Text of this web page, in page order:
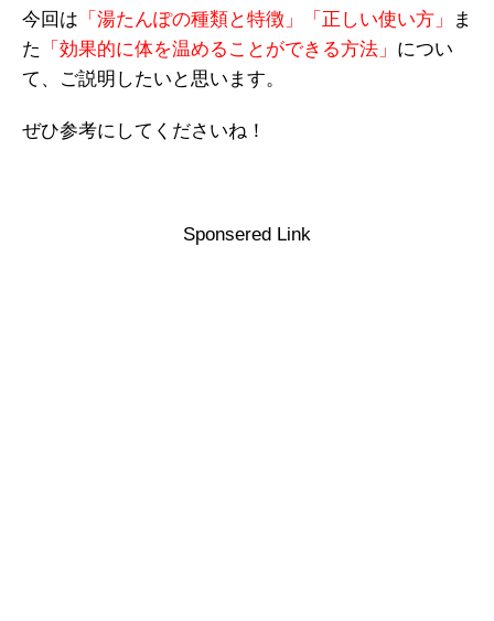
今回は 「湯たんぽの種類と特徴」「正しい使い方」
ま
た
「効果的に体を温めることができる方法」 につい
て、ご説明したいと思います。
ぜひ参考にしてくださいね！
Sponsered Link